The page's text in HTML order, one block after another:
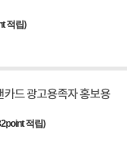
적립)
드 광고용족자 홍보용
적립)